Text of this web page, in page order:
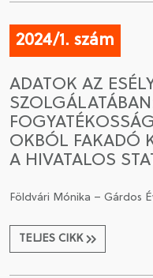
2024/1. szám
ADATOK AZ
OKBÓL FAKADÓ
A HIVATALOS
Földvári Mónika – Gárdos
TELJES CIKK